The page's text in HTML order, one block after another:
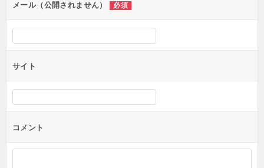
メール（公開されません） 必須
サイト
コメント